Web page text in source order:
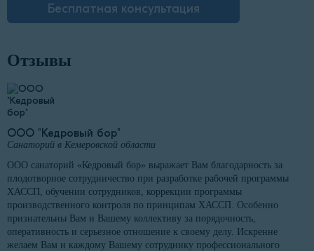
Бесплатная консультация
Отзывы
ООО "Кедровый бор"
Санаторий в Кемеровской области
ООО санаторий «Кедровый бор» выражает Вам благодарность за
плодотворное сотрудничество при разработке рабочей программы
ХАССП, обучении сотрудников, коррекции программы
производственного контроля по принципам ХАССП. Особенно
признательны Вам и Вашему коллективу за порядочность,
оперативность и серьезное отношение к своему делу. Искренне
желаем Вам и каждому Вашему сотруднику профессионального